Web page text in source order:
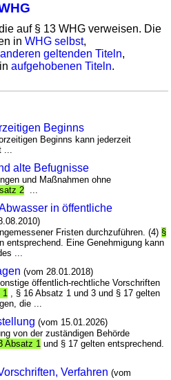
auf § 13 WHG verweisen. Die
inWHG selbst,
anderen geltenden Titeln,
inaufgehobenen Titeln.
Beginns
Beginns kann jederzeit
...
alte Befugnisse
und Maßnahmen ohne
2 ...
in öffentliche
Fristen durchzuführen. (4) §
entsprechend. Eine Genehmigung kann
...
(vom 28.01.2018)
öffentlich-rechtliche Vorschriften
1 , § 16 Absatz 1 und 3 und § 17 gelten
die ...
(vom 15.01.2026)
von der zuständigen Behörde
Absatz 1 und § 17 gelten entsprechend.
Verfahren (vom